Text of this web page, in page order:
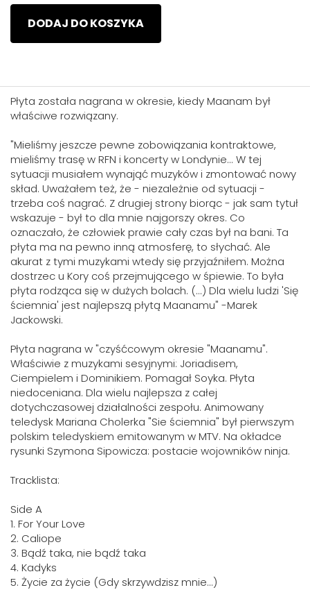
DODAJ DO KOSZYKA
Płyta została nagrana w okresie, kiedy Maanam był
właściwe rozwiązany.
"Mieliśmy jeszcze pewne zobowiązania kontraktowe,
mieliśmy trasę w RFN i koncerty w Londynie... W tej
sytuacji musiałem wynająć muzyków i zmontować nowy
skład. Uważałem też, że - niezależnie od sytuacji -
trzeba coś nagrać. Z drugiej strony biorąc - jak sam tytuł
wskazuje - był to dla mnie najgorszy okres. Co
oznaczało, że człowiek prawie cały czas był na bani. Ta
płyta ma na pewno inną atmosferę, to słychać. Ale
akurat z tymi muzykami wtedy się przyjaźniłem. Można
dostrzec u Kory coś przejmującego w śpiewie. To była
płyta rodząca się w dużych bolach. (...) Dla wielu ludzi 'Się
ściemnia' jest najlepszą płytą Maanamu" -Marek
Jackowski.
Płyta nagrana w "czyśćcowym okresie "Maanamu".
Właściwie z muzykami sesyjnymi: Joriadisem,
Ciempielem i Dominikiem. Pomagał Soyka. Płyta
niedoceniana. Dla wielu najlepsza z całej
dotychczasowej działalności zespołu. Animowany
teledysk Mariana Cholerka "Sie ściemnia" był pierwszym
polskim teledyskiem emitowanym w MTV. Na okładce
rysunki Szymona Sipowicza: postacie wojowników ninja.
Tracklista:
Side A
1. For Your Love
2. Caliope
3. Bądź taka, nie bądź taka
4. Kadyks
5. Życie za życie (Gdy skrzywdzisz mnie...)